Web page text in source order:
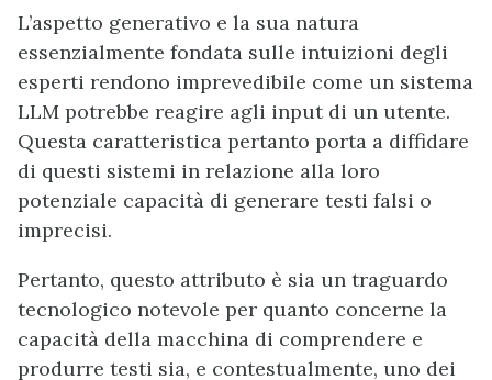
L’aspetto generativo e la sua natura
essenzialmente fondata sulle intuizioni degli
esperti rendono imprevedibile come un sistema
LLM potrebbe reagire agli input di un utente.
Questa caratteristica pertanto porta a diffidare
di questi sistemi in relazione alla loro
potenziale capacità di generare testi falsi o
imprecisi.
Pertanto, questo attributo è sia un traguardo
tecnologico notevole per quanto concerne la
capacità della macchina di comprendere e
produrre testi sia, e contestualmente, uno dei